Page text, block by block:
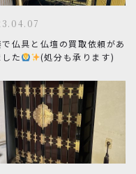
仏具と仏壇の買取依頼があ
した
(処分も承ります)